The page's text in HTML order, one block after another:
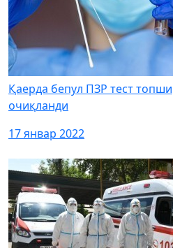
Қаерда бепул ПЗР тест
очиқланди
17 январ 2022